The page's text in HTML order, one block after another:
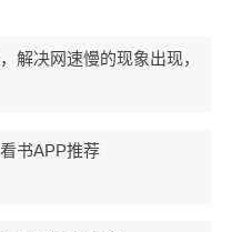
解决网速慢的现象出现，
书APP推荐